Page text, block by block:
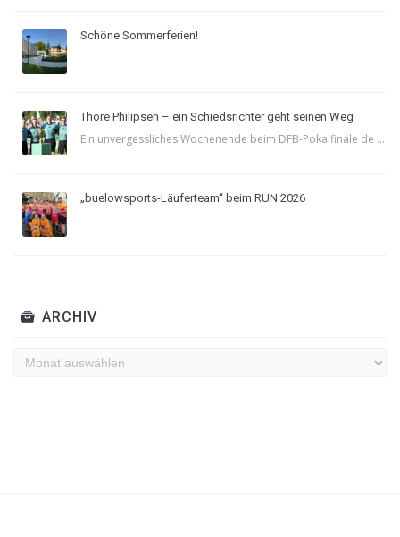
Schöne Sommerferien!
Thore Philipsen – ein Schiedsrichter geht seinen Weg
Ein unvergessliches Wochenende beim DFB-Pokalfinale de ...
„buelowsports-Läuferteam“ beim RUN 2026
ARCHIV
Archiv